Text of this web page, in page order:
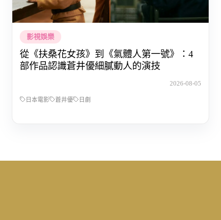
影視娛樂
從《扶桑花女孩》到《氣體人第一號》：4
部作品認識蒼井優細膩動人的演技
2026-08-05
日本電影 蒼井優 日劇